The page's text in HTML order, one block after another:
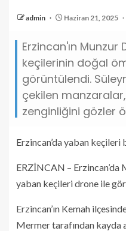
admin Haziran 21, 2025
Erzincan'ın Munzur
keçilerinin doğal
görüntülendi.
çekilen
zenginliğini gözler
Erzincan’da yaban
ERZİNCAN – Erzincan’da
yaban keçileri drone ile
Erzincan’ın Kemah
Mermer tarafından kayda